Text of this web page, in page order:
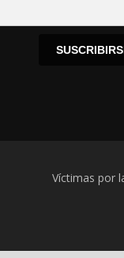
Víctimas por